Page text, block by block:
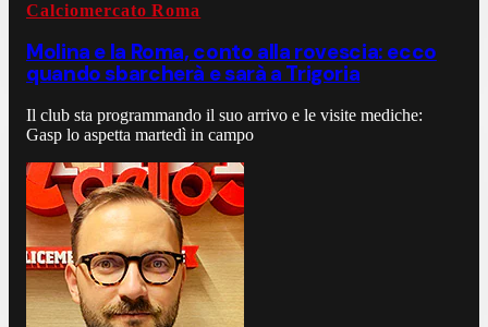
Calciomercato Roma
Molina e la Roma, conto alla rovescia: ecco
quando sbarcherà e sarà a Trigoria
Il club sta programmando il suo arrivo e le visite mediche:
Gasp lo aspetta martedì in campo